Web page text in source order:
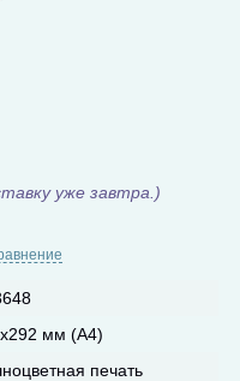
уже завтра.)
мм (А4)
печать